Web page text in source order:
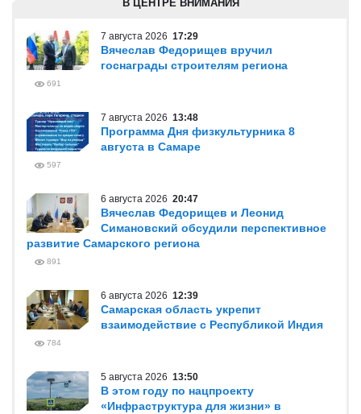
В ЦЕНТРЕ ВНИМАНИЯ
7 августа 2026 17:29
Вячеслав Федорищев вручил
госнаграды строителям региона
691
7 августа 2026 13:48
Программа Дня физкультурника 8
августа в Самаре
597
6 августа 2026 20:47
Вячеслав Федорищев и Леонид
Симановский обсудили перспективное
развитие Самарского региона
891
6 августа 2026 12:39
Самарская область укрепит
взаимодействие с Республикой Индия
784
5 августа 2026 13:50
В этом году по нацпроекту
«Инфраструктура для жизни» в